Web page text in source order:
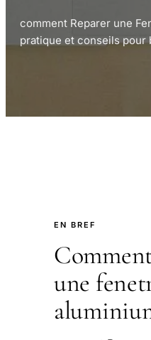
comment Reparer une
pratique et conseils pour
EN BREF
une